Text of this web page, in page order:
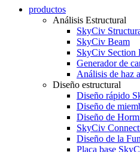
productos
Análisis Estructural
SkyCiv
SkyCiv Beam
SkyCiv Section
Generador de
Análisis de haz
Diseño estructural
Diseño rápido
Diseño de
Diseño de
SkyCiv
Diseño de la
Placa base